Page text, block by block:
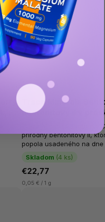
50
Trace Minerals
bentonitový íl v
Skladom (4 ks)
€22,77
0,05 € / 1 g
Trace Minerals Bentonite
prírodný bentonitový íl,
popola usadeného na dne
rokov. Tento vzácny íl,...